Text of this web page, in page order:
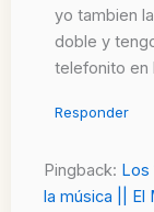
yo tambien
doble y
telefonito en
Responder
Pingback: Los
la música || El